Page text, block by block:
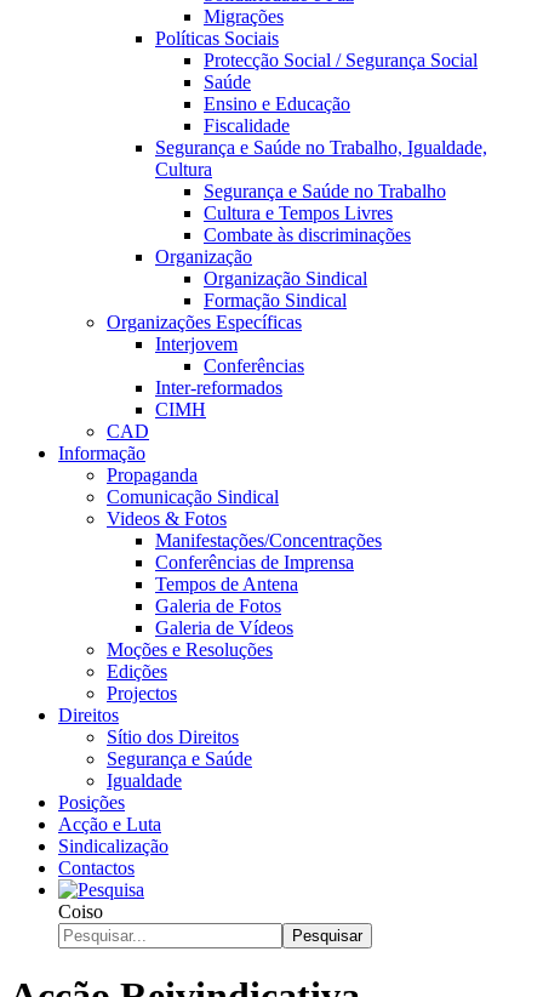
Migrações
Políticas Sociais
Protecção Social / Segurança Social
Saúde
Ensino e Educação
Fiscalidade
Segurança e Saúde no Trabalho, Igualdade,
Cultura
Segurança e Saúde no Trabalho
Cultura e Tempos Livres
Combate às discriminações
Organização
Organização Sindical
Formação Sindical
Organizações Específicas
Interjovem
Conferências
Inter-reformados
CIMH
CAD
Informação
Propaganda
Comunicação Sindical
Videos & Fotos
Manifestações/Concentrações
Conferências de Imprensa
Tempos de Antena
Galeria de Fotos
Galeria de Vídeos
Moções e Resoluções
Edições
Projectos
Direitos
Sítio dos Direitos
Segurança e Saúde
Igualdade
Posições
Acção e Luta
Sindicalização
Contactos
Coiso
Pesquisar